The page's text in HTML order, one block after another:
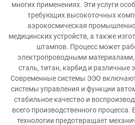
многих применениях. Эти услуги
требующих высокоточных
аэрокосмическая
медицинских устройств, а также
штампов. Процесс может
электропроводными
сталь, титан, карбид и различные
Современные системы ЭЭО
системы управления и функции
стабильное качество и
всего производственного процесса.
технологии предотвращает